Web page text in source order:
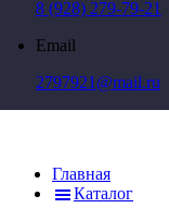
8 (928) 279-79-21
Email
2797921@mail.ru
Главная
Каталог